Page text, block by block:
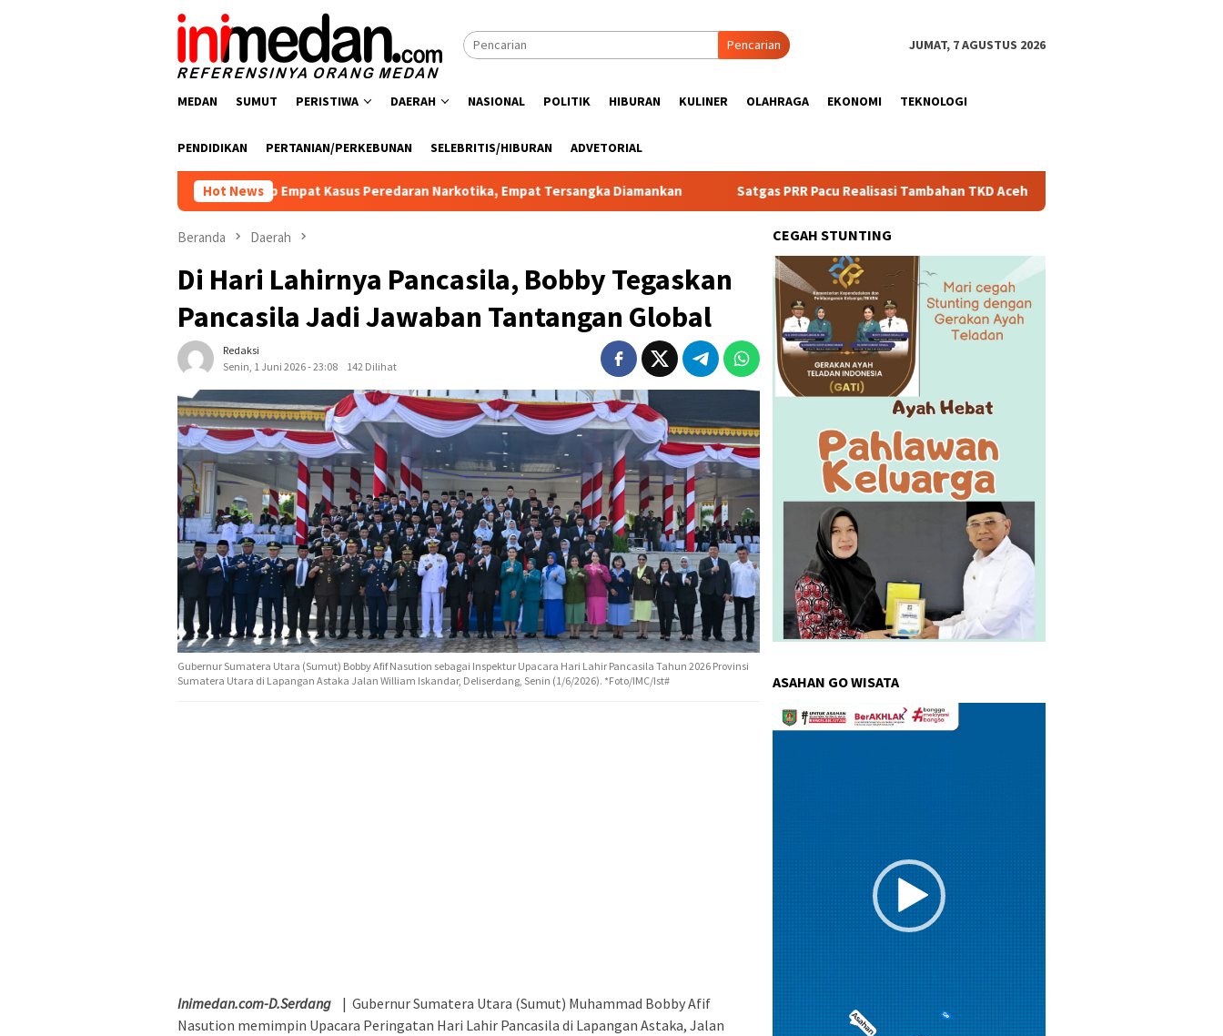
Pencarian JUMAT, 7 AGUSTUS 2026
MEDAN SUMUT PERISTIWA DAERAH NASIONAL POLITIK HIBURAN KULINER OLAHRAGA EKONOMI TEKNOLOGI
PENDIDIKAN PERTANIAN/PERKEBUNAN SELEBRITIS/HIBURAN ADVETORIAL
Hot News
Batu Bara Ungkap Empat Kasus Peredaran Narkotika, Empat Tersangka Diamankan Satgas PRR Pacu Realisasi Tambahan TKD Aceh Rp1,65 Triliun, Pastikan Transparan dan Terukur
Beranda Daerah
Di Hari Lahirnya Pancasila, Bobby Tegaskan
Pancasila Jadi Jawaban Tantangan Global
Redaksi
Senin, 1 Juni 2026 - 23:08
142 Dilihat
Gubernur Sumatera Utara (Sumut) Bobby Afif Nasution sebagai Inspektur Upacara Hari Lahir Pancasila Tahun 2026 Provinsi
Sumatera Utara di Lapangan Astaka Jalan William Iskandar, Deliserdang, Senin (1/6/2026). *Foto/IMC/Ist#
Inimedan.com-D.Serdang | Gubernur Sumatera Utara (Sumut) Muhammad Bobby Afif
Nasution memimpin Upacara Peringatan Hari Lahir Pancasila di Lapangan Astaka, Jalan
CEGAH STUNTING
ASAHAN GO WISATA
Pemutar
Video